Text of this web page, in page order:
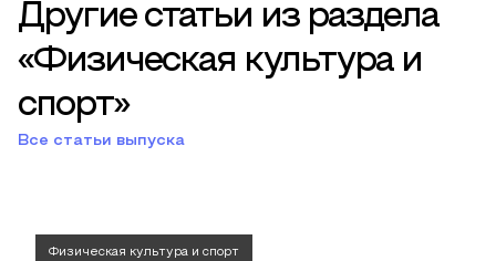
Другие статьи из раздела
«Физическая культура и
спорт»
Все статьи выпуска
Физическая культура и спорт